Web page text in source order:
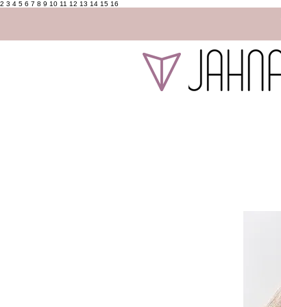
2 3 4 5 6 7 8 9 10 11 12 13 14 15 16